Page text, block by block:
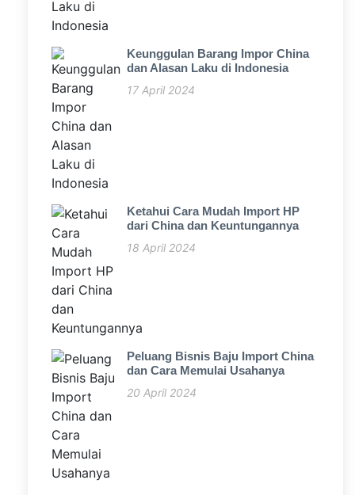
Keunggulan Barang Impor China
dan Alasan Laku di Indonesia
17 April 2024
Ketahui Cara Mudah Import HP
dari China dan Keuntungannya
18 April 2024
Peluang Bisnis Baju Import China
dan Cara Memulai Usahanya
20 April 2024